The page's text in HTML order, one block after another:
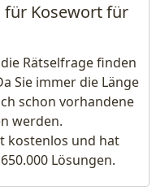
für Kosewort für
Rätselfrage finden
Sie immer die Länge
schon vorhandene
werden.
kostenlos und hat
Lösungen.